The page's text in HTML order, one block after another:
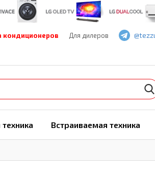
кондиционеров Для дилеров
Встраиваемая техника